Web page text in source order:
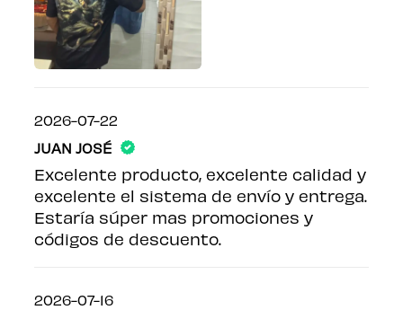
2026-07-22
JUAN JOSÉ
Excelente producto, excelente calidad y
excelente el sistema de envío y entrega.
Estaría súper mas promociones y
códigos de descuento.
2026-07-16